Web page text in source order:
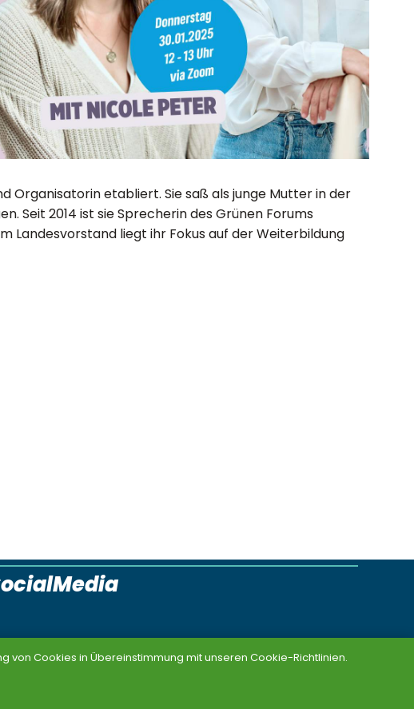
Organisatorin etabliert. Sie saß als junge Mutter in der
Seit 2014 ist sie Sprecherin des Grünen Forums
Landesvorstand liegt ihr Fokus auf der Weiterbildung
von Cookies in Übereinstimmung mit unseren Cookie-Richtlinien.